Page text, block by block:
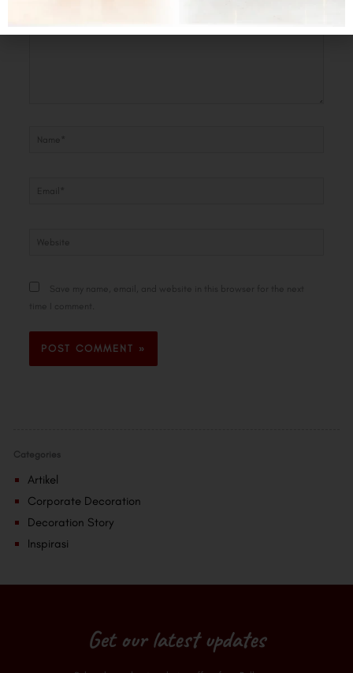
Categories
Artikel
Corporate Decoration
Decoration Story
Inspirasi
Email*
Save my name, email, and website in this browser for the next
time I comment.
Get our latest updates